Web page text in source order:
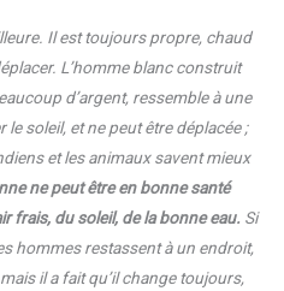
Il est toujours propre, chaud
L’homme blanc construit
d’argent, ressemble à une
soleil, et ne peut être déplacée ;
et les animaux savent mieux
ne peut être en bonne santé
frais, du soleil, de la bonne eau. Si
hommes restassent à un endroit,
il a fait qu’il change toujours,